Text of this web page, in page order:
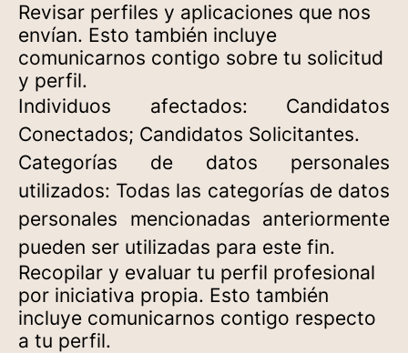
Revisar perfiles y aplicaciones que nos
envían. Esto también incluye
comunicarnos contigo sobre tu solicitud
y perfil.
Individuos afectados: Candidatos
Conectados; Candidatos Solicitantes.
Categorías de datos personales
utilizados: Todas las categorías de datos
personales mencionadas anteriormente
pueden ser utilizadas para este fin.
Recopilar y evaluar tu perfil profesional
por iniciativa propia. Esto también
incluye comunicarnos contigo respecto
a tu perfil.